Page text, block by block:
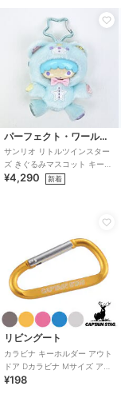
パーフェクト・ワールド・トーキョー
サンリオ リトルツインスター
ズ きぐるみマスコット キーホ
ルダー キキ(パフ) キキララ
¥4,290 新着
リビングート
カラビナ キーホルダー アウト
ドア Dカラビナ Mサイズ アル
ミアクセサリー
¥198